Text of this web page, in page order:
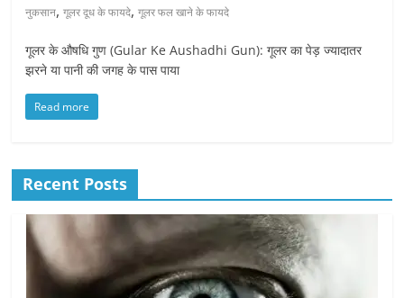
नुकसान,गूलर दूध के फायदे,गूलर फल खाने के फायदे
गूलर के औषधि गुण (Gular Ke Aushadhi Gun): गूलर का पेड़ ज्यादातर
झरने या पानी की जगह के पास पाया
Read more
Recent Posts